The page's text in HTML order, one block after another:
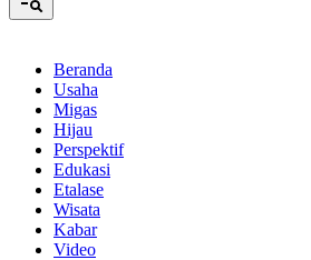
Beranda
Usaha
Migas
Hijau
Perspektif
Edukasi
Etalase
Wisata
Kabar
Video